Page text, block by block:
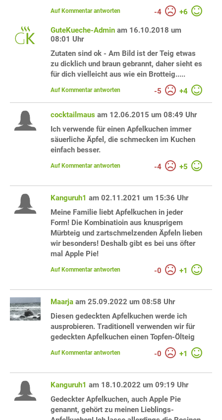
-4 +6
Auf Kommentar antworten
GuteKueche-Admin am 16.10.2018 um
08:01 Uhr
Zutaten sind ok - Am Bild ist der Teig etwas
zu dicklich und braun gebrannt, daher sieht es
für dich vielleicht aus wie ein Brotteig.....
-5 +4
Auf Kommentar antworten
cocktailmaus am 12.06.2015 um 08:49 Uhr
Ich verwende für einen Apfelkuchen immer
säuerliche Äpfel, die schmecken im Kuchen
einfach besser.
-4 +5
Auf Kommentar antworten
Kanguruh1 am 02.11.2021 um 15:36 Uhr
Meine Familie liebt Apfelkuchen in jeder
Form! Die Kombinatioin aus knusprigem
Mürbteig und zartschmelzenden Äpfeln lieben
wir besonders! Deshalb gibt es bei uns öfter
mal Apple Pie!
-0 +1
Auf Kommentar antworten
Maarja am 25.09.2022 um 08:58 Uhr
Diesen gedeckten Apfelkuchen werde ich
ausprobieren. Traditionell verwenden wir für
gedeckten Apfelkuchen einen Topfen-Ölteig
-0 +1
Auf Kommentar antworten
Kanguruh1 am 18.10.2022 um 09:19 Uhr
Gedeckter Apfelkuchen, auch Apple Pie
genannt, gehört zu meinen Lieblings-